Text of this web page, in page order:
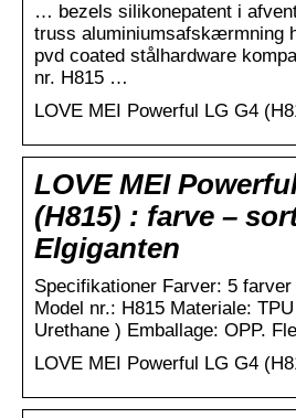
… bezels silikonepatent i
truss aluminiumsafskærmning
pvd coated stålhardware
nr. H815 …
LOVE MEI Powerful LG G4
LOVE MEI
(H815) : farve – sort
Elgiganten
Specifikationer Farver: 5
Model nr.: H815 Materiale:
Urethane ) Emballage: OPP.
LOVE MEI Powerful LG G4